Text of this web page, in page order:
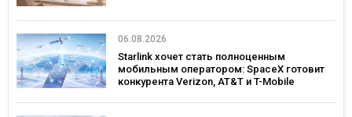
06.08.2026
Starlink хочет стать полноценным
мобильным оператором: SpaceX готовит
конкурента Verizon, AT&T и T-Mobile